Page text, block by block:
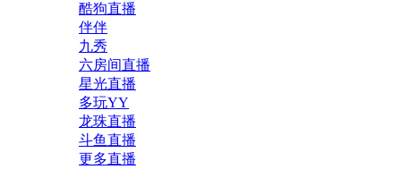
酷狗直播
伴伴
九秀
六房间直播
星光直播
多玩YY
龙珠直播
斗鱼直播
更多直播